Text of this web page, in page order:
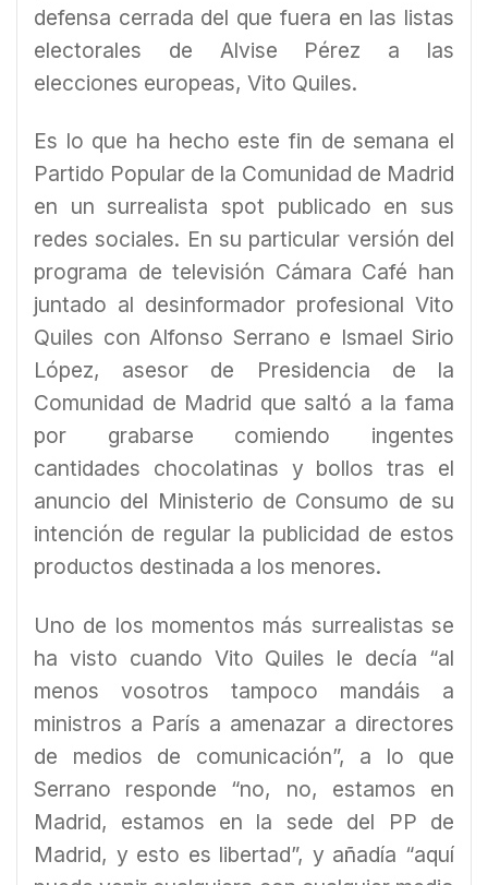
defensa cerrada del que fuera en las listas
electorales de Alvise Pérez a las
elecciones europeas, Vito Quiles.
Es lo que ha hecho este fin de semana el
Partido Popular de la Comunidad de Madrid
en un surrealista spot publicado en sus
redes sociales. En su particular versión del
programa de televisión Cámara Café han
juntado al desinformador profesional Vito
Quiles con Alfonso Serrano e Ismael Sirio
López, asesor de Presidencia de la
Comunidad de Madrid que saltó a la fama
por grabarse comiendo ingentes
cantidades chocolatinas y bollos tras el
anuncio del Ministerio de Consumo de su
intención de regular la publicidad de estos
productos destinada a los menores.
Uno de los momentos más surrealistas se
ha visto cuando Vito Quiles le decía “al
menos vosotros tampoco mandáis a
ministros a París a amenazar a directores
de medios de comunicación”, a lo que
Serrano responde “no, no, estamos en
Madrid, estamos en la sede del PP de
Madrid, y esto es libertad”, y añadía “aquí